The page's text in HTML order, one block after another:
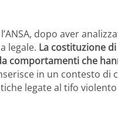
dopo aver
legale. La costituzione
comportamenti che
in un contesto di
legate al tifo